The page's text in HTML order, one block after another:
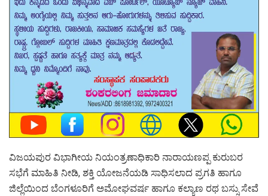
ವಿಜಯಪುರ ವಿಭಾಗೀಯ ನಿಯಂತ್ರಣಾಧಿಕಾರಿ ನಾರಾಯಣಪ್ಪ ಕುರುಬರ
ಸಭೆಗೆ ಮಾಹಿತಿ ನೀಡಿ, ಶಕ್ತಿ ಯೋಜನೆಯಡಿ ಸಾಧಿಸಲಾದ ಪ್ರಗತಿ ಹಾಗೂ
ಜಿಲ್ಲೆಯಿಂದ ಬೆಂಗಳೂರಿಗೆ ಅಮೋಘವರ್ಷ ಹಾಗೂ ಕಲ್ಯಾಣ ರಥ ಬಸ್ಸು ಸೇವೆ